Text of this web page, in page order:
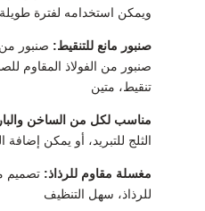
ويمكن استخدامه لفترة طويلة
صنبور مانع للتنقيط: صنبور من
صنبور من الفولاذ المقاوم
تنقيط، متين
مناسب لكل من الساخن
الثلج للتبريد، أو يمكن إضافة
مغسلة مقاوم للرذاذ:تصميم
للرذاذ، سهل التنظيف